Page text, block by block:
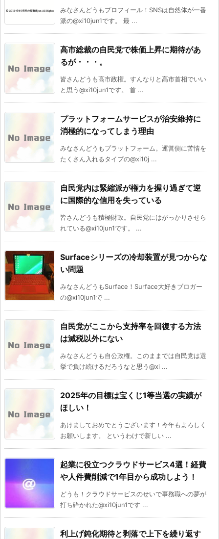
みなさんどうもプロフィール！SNSは自然体が一番
派の@xi10jun1です。 最 ...
高市総裁の自民党で株価上昇に期待があ
るが・・・。
皆さんどうも高市政権。すんなりと高市首相でいい
と思う@xi10jun1です。 首 ...
プラットフォームサービスが治安維持に
消極的になってしまう理由
みなさんどうもプラットフォーム。運営側に苦情を
たくさん入れるタイプの@xi10j ...
自民党内は緊縮派が権力を握り過ぎて逆
に国際的な信用を失っている
皆さんどうも積極財政。自民党にはがっかりさせら
れている@xi10jun1です。 ...
Surfaceシリーズの冷却装置が見つからな
い問題
みなさんどうもSurface！Surface大好きブロガー
の@xi10jun1で ...
自民党がここから支持率を回復する方法
は減税以外にない
みなさんどうも自公政権。このままでは自民党は選
挙で負け続けるだろうなと思う@xi ...
2025年の目標は宝くじ1等当選の実績が
ほしい！
あけましておめでとうございます！今年もよろしく
お願いします。 というわけで新しい ...
起業に役立つクラウドサービス4選！経費
や人件費削減で1年目から成功しよう！
どうも！クラウドサービスのせいで事務職への夢が
打ち砕かれた@xi10jun1です ...
利上げ鈍化期待と剥落で上下を繰り返す